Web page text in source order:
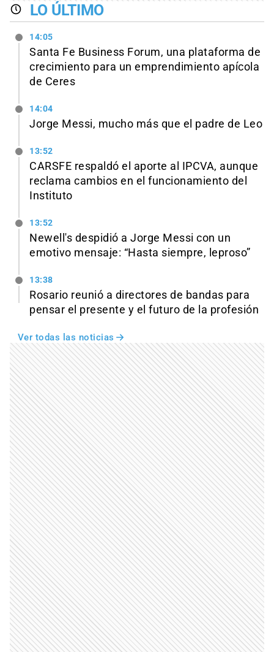
LO ÚLTIMO
14:05
Santa Fe Business Forum, una plataforma de
crecimiento para un emprendimiento apícola
de Ceres
14:04
Jorge Messi, mucho más que el padre de Leo
13:52
CARSFE respaldó el aporte al IPCVA, aunque
reclama cambios en el funcionamiento del
Instituto
13:52
Newell's despidió a Jorge Messi con un
emotivo mensaje: “Hasta siempre, leproso”
13:38
Rosario reunió a directores de bandas para
pensar el presente y el futuro de la profesión
Ver todas las noticias